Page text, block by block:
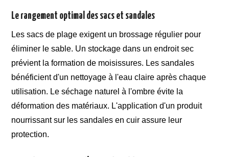
Le rangement optimal des sacs et sandales
Les sacs de plage exigent un brossage régulier pour
éliminer le sable. Un stockage dans un endroit sec
prévient la formation de moisissures. Les sandales
bénéficient d'un nettoyage à l'eau claire après chaque
utilisation. Le séchage naturel à l'ombre évite la
déformation des matériaux. L'application d'un produit
nourrissant sur les sandales en cuir assure leur
protection.